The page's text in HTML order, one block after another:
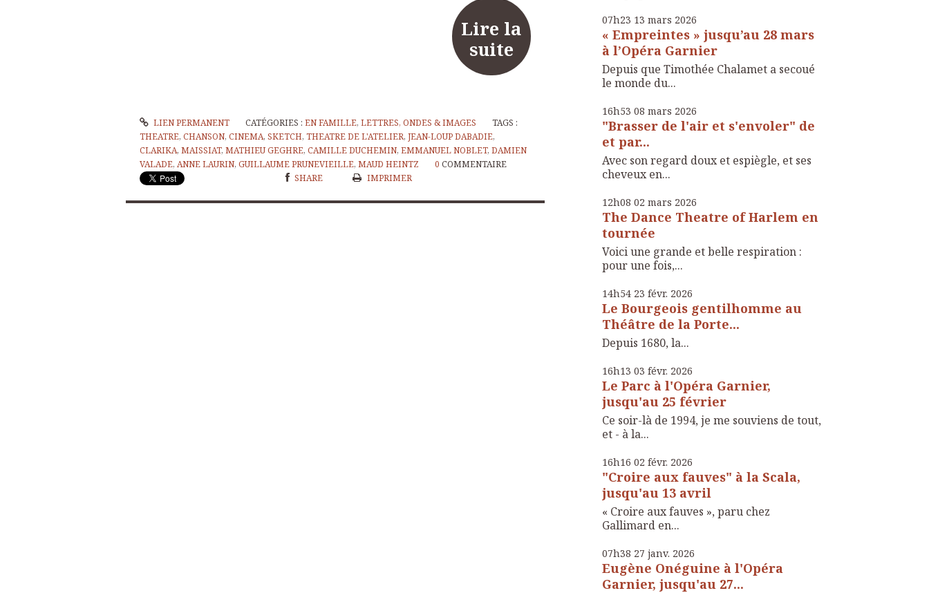
Lire la
suite
LIEN PERMANENT CATÉGORIES :EN FAMILLE,LETTRES, ONDES & IMAGES
TAGS :
THEATRE, CHANSON, CINEMA, SKETCH, THEATRE DE L'ATELIER, JEAN-LOUP DABADIE,
CLARIKA, MAISSIAT, MATHIEU GEGHRE, CAMILLE DUCHEMIN, EMMANUEL NOBLET, DAMIEN
VALADE, ANNE LAURIN, GUILLAUME PRUNEVIEILLE, MAUD HEINTZ 0 COMMENTAIRE
SHARE
IMPRIMER
07h23 13 mars 2026
« Empreintes » jusqu’au 28 mars
à l’Opéra Garnier
Depuis que Timothée Chalamet a secoué
le monde du...
16h53 08 mars 2026
"Brasser de l'air et s'envoler" de
et par...
Avec son regard doux et espiègle, et ses
cheveux en...
12h08 02 mars 2026
The Dance Theatre of Harlem en
tournée
Voici une grande et belle respiration :
pour une fois,...
14h54 23 févr. 2026
Le Bourgeois gentilhomme au
Théâtre de la Porte...
Depuis 1680, la...
16h13 03 févr. 2026
Le Parc à l'Opéra Garnier,
jusqu'au 25 février
Ce soir-là de 1994, je me souviens de tout,
et - à la...
16h16 02 févr. 2026
"Croire aux fauves" à la Scala,
jusqu'au 13 avril
« Croire aux fauves », paru chez
Gallimard en...
07h38 27 janv. 2026
Eugène Onéguine à l'Opéra
Garnier, jusqu'au 27...